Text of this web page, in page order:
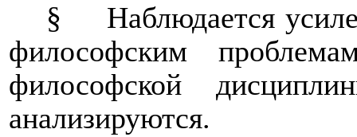
§
Наблюдается
философским
философской
анализируются.